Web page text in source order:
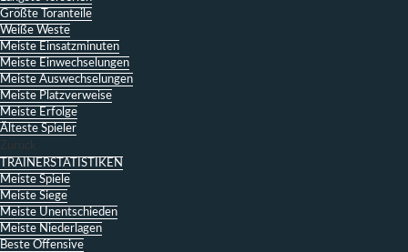
Größte Toranteile
Weiße Weste
Meiste Einsatzminuten
Meiste Einwechselungen
Meiste Auswechselungen
Meiste Platzverweise
Meiste Erfolge
Älteste Spieler
Zurück
TRAINERSTATISTIKEN
Meiste Spiele
Meiste Siege
Meiste Unentschieden
Meiste Niederlagen
Beste Offensive